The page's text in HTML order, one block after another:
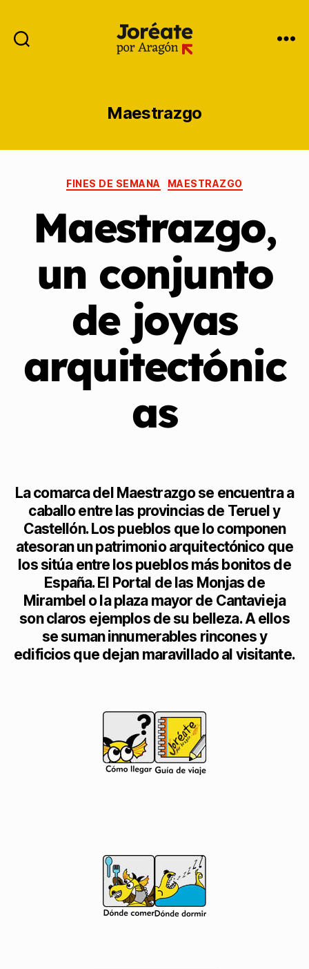
Maestrazgo
FINES DE SEMANA MAESTRAZGO
Maestrazgo,
un conjunto
de joyas
arquitectónic
as
La comarca del Maestrazgo se encuentra a
caballo entre las provincias de Teruel y
Castellón. Los pueblos que lo componen
atesoran un patrimonio arquitectónico que
los sitúa entre los pueblos más bonitos de
España. El Portal de las Monjas de
Mirambel o la plaza mayor de Cantavieja
son claros ejemplos de su belleza. A ellos
se suman innumerables rincones y
edificios que dejan maravillado al visitante.